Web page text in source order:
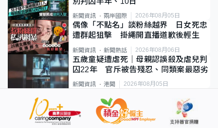
新聞資訊 兩岸國際 2026年08月05日
偶像「不點名」談粉絲越界 日女死忠
遭群起狙擊 掛繩開直播道歉後輕生
新聞資訊 新聞熱話 2026年08月06日
五歲童疑遭虐死｜母親認誤殺及虐兒判
囚22年 官斥被告殘忍、同類案最惡劣
新聞資訊 港聞 2026年08月05日